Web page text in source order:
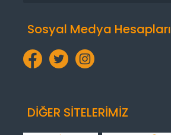
Sosyal Medya Hesapları
DİĞER SİTELERİMİZ